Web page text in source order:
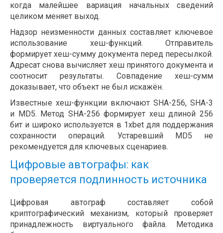
когда малейшее вариация начальных сведений
целиком меняет выход.
Надзор неизменности данных составляет ключевое
использование хеш-функций. Отправитель
формирует хеш-сумму документа перед пересылкой.
Адресат снова вычисляет хеш принятого документа и
соотносит результаты. Совпадение хеш-сумм
доказывает, что объект не был искажён.
Известные хеш-функции включают SHA-256, SHA-3
и MD5. Метод SHA-256 формирует хеш длиной 256
бит и широко используется в 1xbet для поддержания
сохранности операций. Устаревший MD5 не
рекомендуется для ключевых сценариев.
Цифровые автографы: как
проверяется подлинность источника
Цифровая автограф составляет собой
криптографический механизм, который проверяет
принадлежность виртуального файла. Методика